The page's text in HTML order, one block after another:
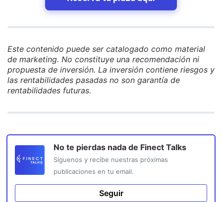
Este contenido puede ser catalogado como material
de marketing. No constituye una recomendación ni
propuesta de inversión. La inversión contiene riesgos y
las rentabilidades pasadas no son garantía de
rentabilidades futuras.
No te pierdas nada de Finect Talks
Síguenos y recibe nuestras próximas
publicaciones en tu email.
Seguir